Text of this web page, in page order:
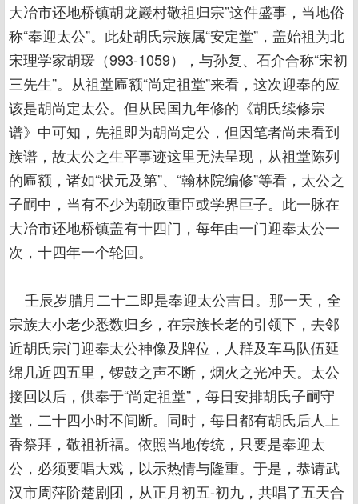
大冶市还地桥镇胡龙巖村敬祖归宗”这件盛事，当地俗
称“奉迎太公”。此处胡氏宗族属“安定堂”，盖始祖为北
宋理学家胡瑗（993-1059），与孙复、石介合称“宋初
三先生”。从祖堂匾额“尚定祖堂”来看，这次迎奉的应
该是胡尚定太公。但从民国九年修的《胡氏续修宗
谱》中可知，先祖即为胡尚定公，但因笔者尚未看到
族谱，故太公之生平事迹这里无法呈现，从祖堂陈列
的匾额，诸如“状元及第”、“翰林院编修”等看，太公之
子嗣中，当有不少为朝政重臣或学界巨子。此一脉在
大冶市还地桥镇盖有十四门，每年由一门迎奉太公一
次，十四年一个轮回。
壬辰岁腊月二十二即是奉迎太公吉日。那一天，全
宗族大小老少悉数归乡，在宗族长老的引领下，去邻
近胡氏宗门迎奉太公神像及牌位，人群及车马队伍延
绵几近四五里，锣鼓之声不断，烟火之光冲天。太公
接回以后，供奉于“尚定祖堂”，每日安排胡氏子嗣守
堂，二十四小时不间断。同时，每日都有胡氏后人上
香祭拜，敬祖祈福。依照当地传统，只要是奉迎太
公，必须要唱大戏，以示热情与隆重。于是，恭请武
汉市周萍阶楚剧团，从正月初五-初九，共唱了五天合